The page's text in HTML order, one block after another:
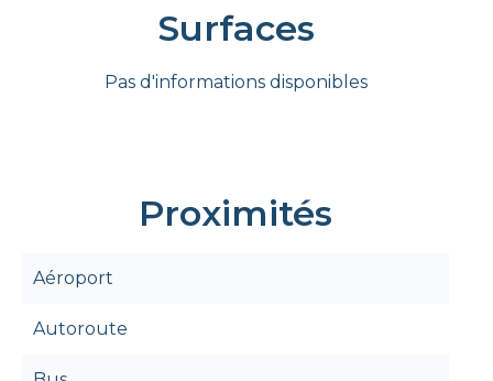
Surfaces
Pas d'informations disponibles
Proximités
Aéroport
Autoroute